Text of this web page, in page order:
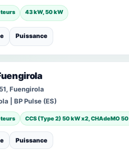
43 kW, 50 kW
Puissance
Fuengirola
| BP Pulse (ES)
CCS (Type 2) 50 kW x2, CHAdeMO
Puissance